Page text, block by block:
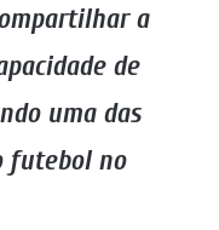
a
de
uma das
futebol no